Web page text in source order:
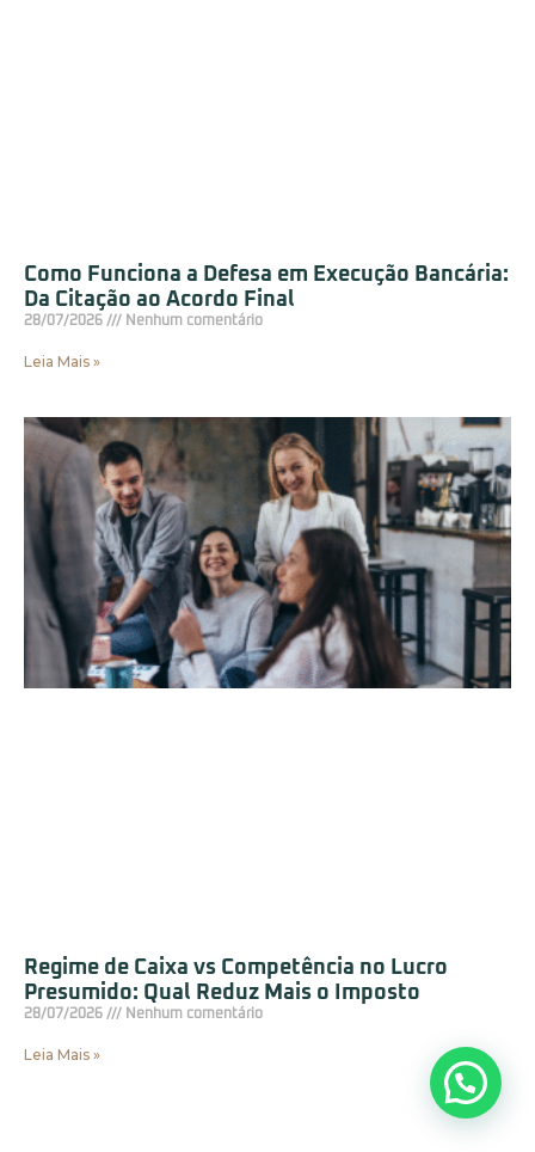
Como Funciona a Defesa em Execução Bancária:
Da Citação ao Acordo Final
28/07/2026 Nenhum comentário
Leia Mais »
Regime de Caixa vs Competência no Lucro
Presumido: Qual Reduz Mais o Imposto
28/07/2026 Nenhum comentário
Leia Mais »